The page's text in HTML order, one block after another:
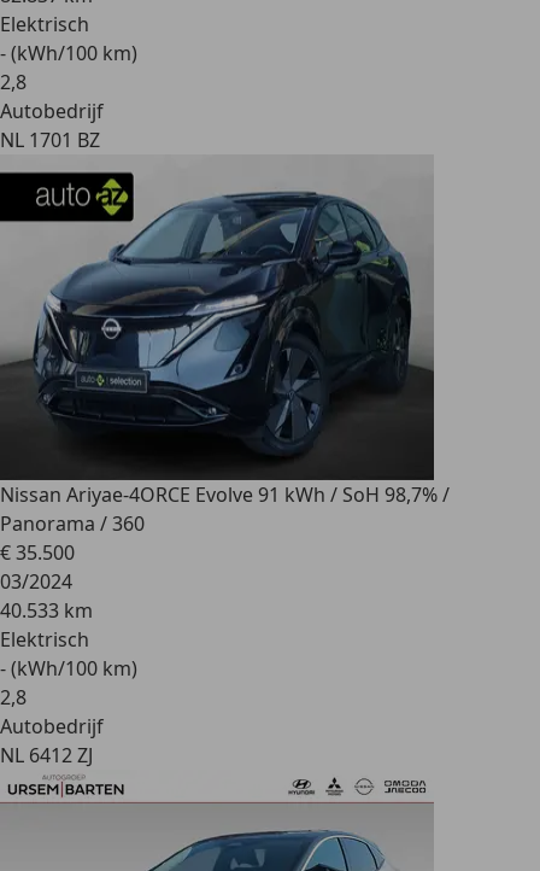
Elektrisch
- (kWh/100 km)
2,8
Autobedrijf
NL 1701 BZ
Nissan Ariyae-4ORCE Evolve 91 kWh / SoH 98,7% /
Panorama / 360
€ 35.500
03/2024
40.533 km
Elektrisch
- (kWh/100 km)
2,8
Autobedrijf
NL 6412 ZJ